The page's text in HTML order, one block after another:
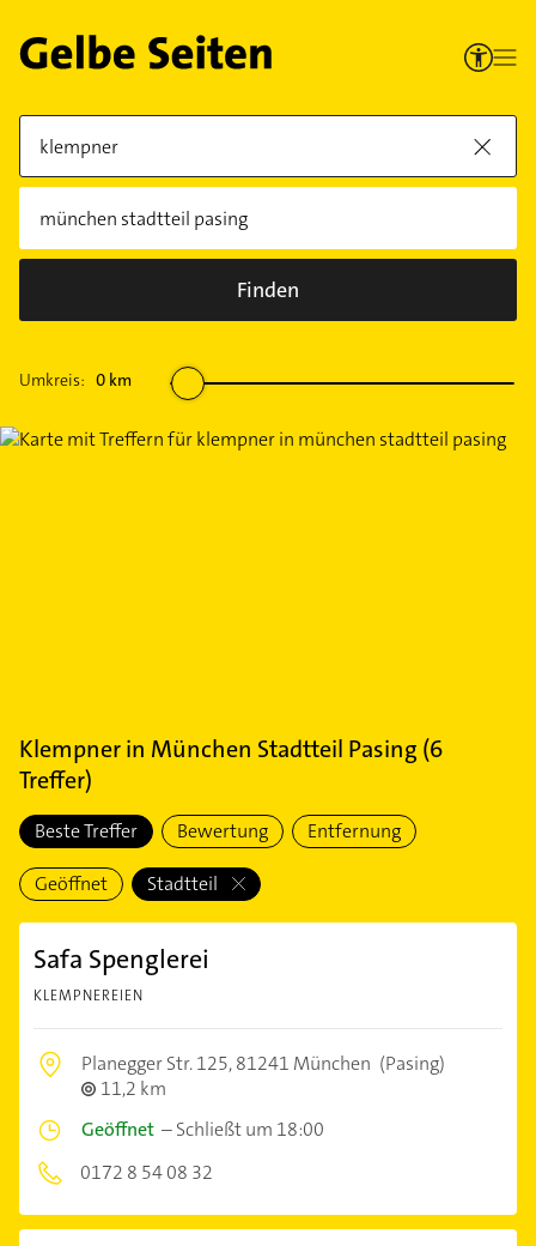
Finden
Umkreis: 0 km
Klempnerin München Stadtteil Pasing (6
Treffer)
Beste Treffer Bewertung Entfernung
Geöffnet Stadtteil
Safa Spenglerei
KLEMPNEREIEN
Planegger Str. 125,81241 München (Pasing)
11,2 km
Geöffnet –Schließt um 18:00
0172 8 54 08 32